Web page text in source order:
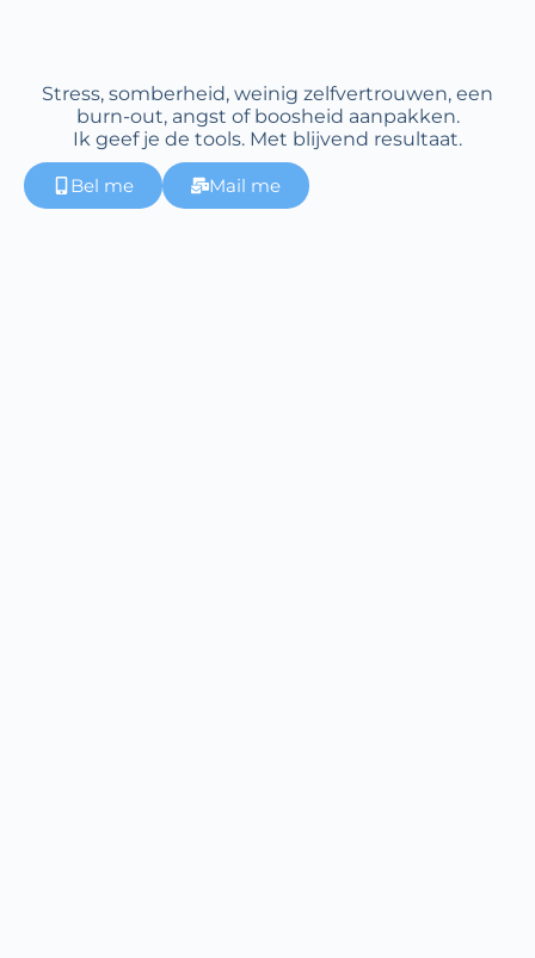
Stress, somberheid, weinig zelfvertrouwen, een
burn-out, angst of boosheid aanpakken.
Ik geef je de tools. Met blijvend resultaat.
Bel me Mail me